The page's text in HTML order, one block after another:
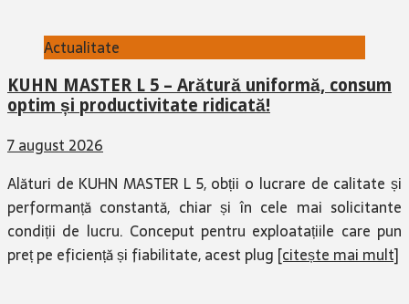
Actualitate
KUHN MASTER L 5 – Arătură uniformă, consum
optim și productivitate ridicată!
7 august 2026
Alături de KUHN MASTER L 5, obții o lucrare de calitate și
performanță constantă, chiar și în cele mai solicitante
condiții de lucru. Conceput pentru exploatațiile care pun
preț pe eficiență și fiabilitate, acest plug [citește mai mult]